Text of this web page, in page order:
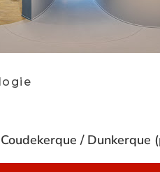
/ Dunkerque